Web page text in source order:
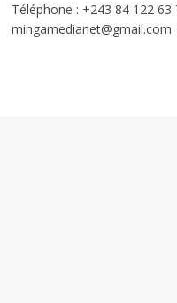
Téléphone : +243 84 122 63
mingamedianet@gmail.com